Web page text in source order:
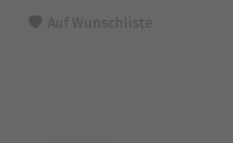
Auf Wunschliste